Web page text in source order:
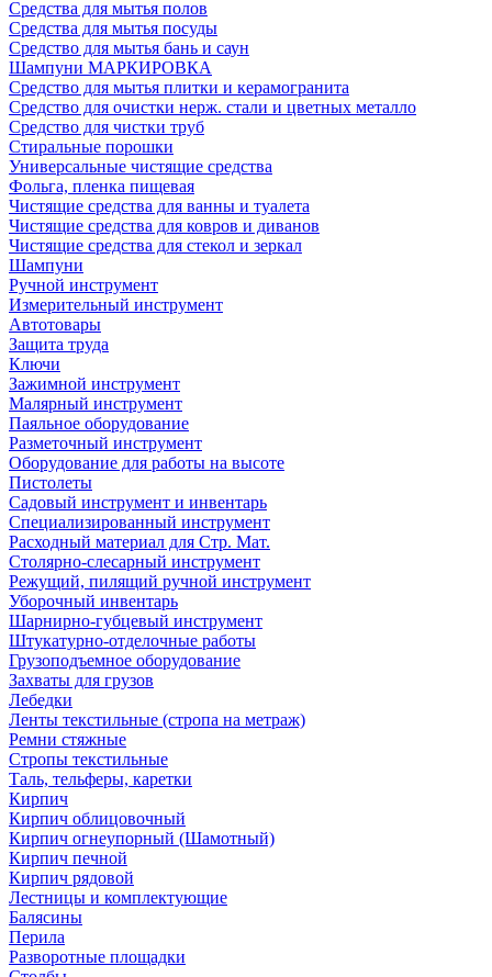
Средства для мытья полов
Средства для мытья посуды
Средство для мытья бань и саун
Шампуни МАРКИРОВКА
Средство для мытья плитки и керамогранита
Средство для очистки нерж. стали и цветных металло
Средство для чистки труб
Стиральные порошки
Универсальные чистящие средства
Фольга, пленка пищевая
Чистящие средства для ванны и туалета
Чистящие средства для ковров и диванов
Чистящие средства для стекол и зеркал
Шампуни
Ручной инструмент
Измерительный инструмент
Автотовары
Защита труда
Ключи
Зажимной инструмент
Малярный инструмент
Паяльное оборудование
Разметочный инструмент
Оборудование для работы на высоте
Пистолеты
Садовый инструмент и инвентарь
Специализированный инструмент
Расходный материал для Стр. Мат.
Столярно-слесарный инструмент
Режущий, пилящий ручной инструмент
Уборочный инвентарь
Шарнирно-губцевый инструмент
Штукатурно-отделочные работы
Грузоподъемное оборудование
Захваты для грузов
Лебедки
Ленты текстильные (стропа на метраж)
Ремни стяжные
Стропы текстильные
Таль, тельферы, каретки
Кирпич
Кирпич облицовочный
Кирпич огнеупорный (Шамотный)
Кирпич печной
Кирпич рядовой
Лестницы и комплектующие
Балясины
Перила
Разворотные площадки